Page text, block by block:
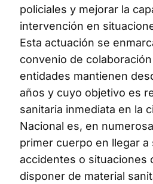
policiales y mejorar la
intervención en
Esta actuación se
convenio de
entidades mantienen
años y cuyo objetivo es
sanitaria inmediata en la
Nacional es, en
primer cuerpo en llegar a
accidentes o situaciones
disponer de material